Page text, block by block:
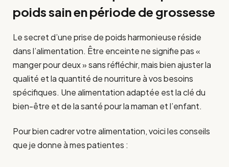
poids sain en période de grossesse
Le secret d’une prise de poids harmonieuse réside
dans l’alimentation. Être enceinte ne signifie pas «
manger pour deux » sans réfléchir, mais bien ajuster la
qualité et la quantité de nourriture à vos besoins
spécifiques. Une alimentation adaptée est la clé du
bien-être et de la santé pour la maman et l’enfant.
Pour bien cadrer votre alimentation, voici les conseils
que je donne à mes patientes :